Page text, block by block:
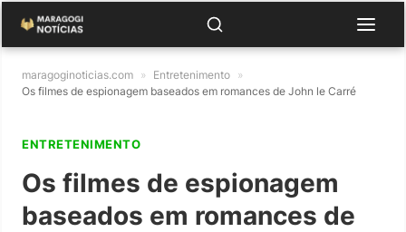
maragoginoticias.com » Entretenimento »
Os filmes de espionagem baseados em romances de John le Carré
ENTRETENIMENTO
Os filmes de espionagem
baseados em romances de